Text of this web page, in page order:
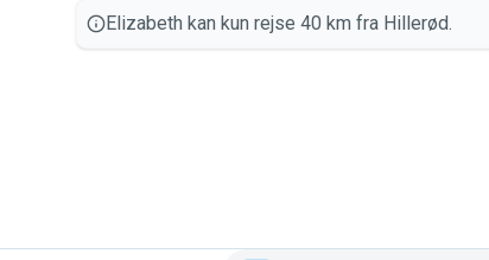
Elizabeth kan kun rejse 40 km fra Hillerød.